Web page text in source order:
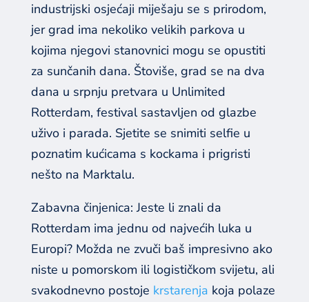
industrijski osjećaji miješaju se s prirodom,
jer grad ima nekoliko velikih parkova u
kojima njegovi stanovnici mogu se opustiti
za sunčanih dana. Štoviše, grad se na dva
dana u srpnju pretvara u Unlimited
Rotterdam, festival sastavljen od glazbe
uživo i parada. Sjetite se snimiti selfie u
poznatim kućicama s kockama i prigristi
nešto na Marktalu.
Zabavna činjenica: Jeste li znali da
Rotterdam ima jednu od najvećih luka u
Europi? Možda ne zvuči baš impresivno ako
niste u pomorskom ili logističkom svijetu, ali
svakodnevno postoje krstarenja koja polaze